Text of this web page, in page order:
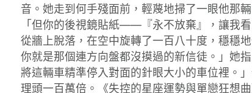
音。她走到何手殘面前，輕蔑地掃了一眼他那
「但你的後視鏡貼紙——『永不放棄』，讓我
從牆上脫落，在空中旋轉了一百八十度，穩穩
你就是那個連方向盤都沒摸過的新信徒。」她
將這輛車精準停入對面的針眼大小的車位裡。
理頭一百萬倍。《失控的星座運勢與單戀狂想